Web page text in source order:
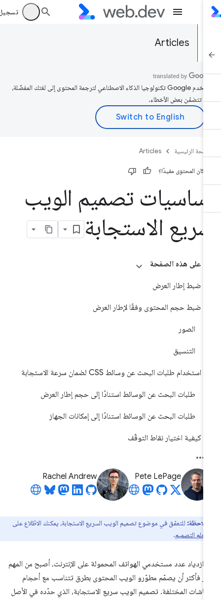
تسجيل
Articles
تستخدم Google تكنولوجيا الذكاء الاصطناعي لترجمة المحتوى إلى لغتك المفضّلة،
تتضمّن بعض الأخطاء.
الرئيسية Articles
كان المحتوى مفيدًا؟
تصميم الويب
الاستجابة
على هذه الصفحة
ضبط إطار العرض
ضبط حجم المحتوى وفقًا لإطار العرض
الصور
التنسيق
استخدام طلبات البحث عن وسائط CSS لضمان سرعة الاستجابة
طلبات البحث عن الوسائط استنادًا إلى حجم إطار العرض
طلبات البحث عن الوسائط استنادًا إلى إمكانات الجهاز
كيفية اختيار نقاط التوقّف
Pete LePage
Rachel Andrew
ملاحظة:للتعمّق في موضوع تصميم الويب السريع الاستجابة، يمكنك الاطّلاع على
تعلم التصميم.
ازدياد عدد مستخدمي الهواتف المحمولة على الإنترنت، أصبح من المهم
فأكثر أن يصمّم مطوّرو الويب المحتوى بطرق تتناسب مع أحجام
المختلفة. تصميم الويب سريع الاستجابة، الذي حدّده في الأصل